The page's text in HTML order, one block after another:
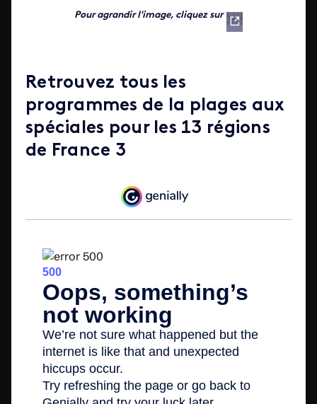
Pour agrandir l'image, cliquez sur
Iframe
Retrouvez tous les
programmes de la plages aux
spéciales pour les 13 régions
de France 3